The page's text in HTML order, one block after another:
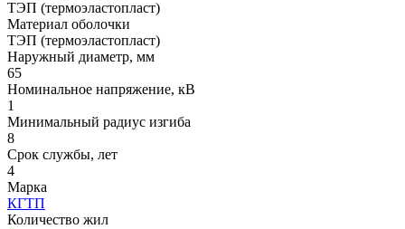
ТЭП (термоэластопласт)
Материал оболочки
ТЭП (термоэластопласт)
Наружный диаметр, мм
65
Номинальное напряжение, кВ
1
Минимальный радиус изгиба
8
Срок службы, лет
4
Марка
КГТП
Количество жил